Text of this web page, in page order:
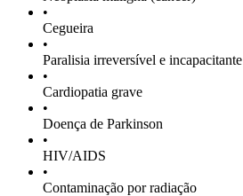
•
Cegueira
•
Paralisia irreversível e incapacitante
•
Cardiopatia grave
•
Doença de Parkinson
•
HIV/AIDS
•
Contaminação por radiação